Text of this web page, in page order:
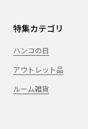
特集カテゴリ
ハンコの日
アウトレット品
ルーム雑貨